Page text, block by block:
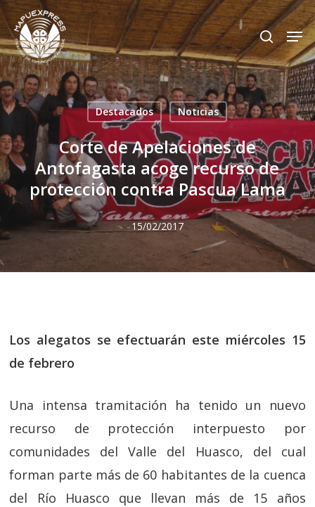
Skip
to
main
content
search
Destacados Noticias
Corte de Apelaciones de
Antofagasta acoge recurso de
protección contra Pascua Lama
15/02/2017
Los alegatos se efectuarán este miércoles 15
de febrero
Una intensa tramitación ha tenido un nuevo
recurso de protección interpuesto por
comunidades del Valle del Huasco, del cual
forman parte más de 60 habitantes de la cuenca
del Río Huasco que llevan más de 15 años
Close
Menu